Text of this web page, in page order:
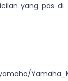
yang pas di